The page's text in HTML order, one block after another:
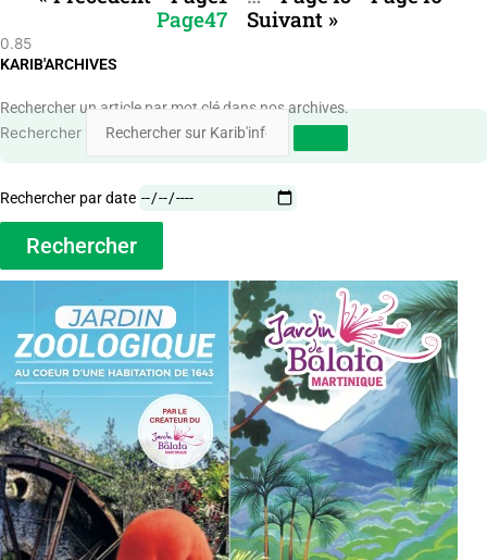
Page47 Suivant »
KARIB'ARCHIVES
Rechercher un article par mot clé dans nos archives.
Rechercher
Rechercher par date
Rechercher